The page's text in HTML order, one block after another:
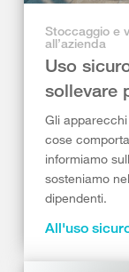
Stoccaggio e
all’azienda
Uso
sollevare
Gli
cose
informiamo
sosteniamo
dipendenti.
All'uso